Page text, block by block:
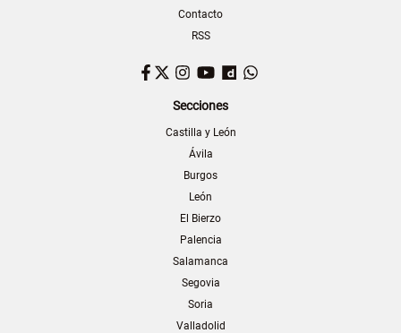
Contacto
RSS
Facebook
TwitterInstagram
YouTubeDailymotion
Secciones
Castilla y León
Ávila
Burgos
León
El Bierzo
Palencia
Salamanca
Segovia
Soria
Valladolid